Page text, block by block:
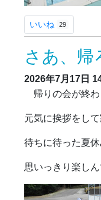
いいね 29
さあ、帰
2026年7月17日
帰りの会が終わ
元気に挨拶をし
待ちに待った夏
思いっきり楽し